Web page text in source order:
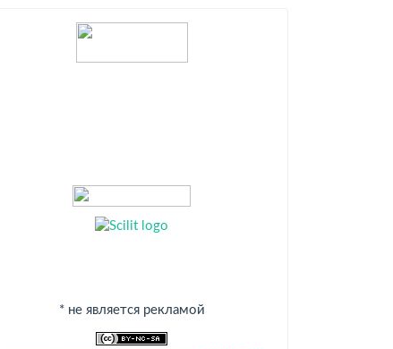
Индексация
* не является рекламой